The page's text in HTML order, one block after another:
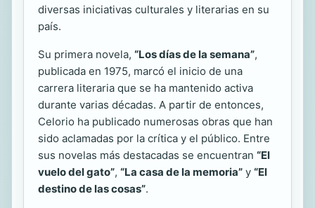
diversas iniciativas culturales y literarias en su
país.
Su primera novela, “Los días de la semana”,
publicada en 1975, marcó el inicio de una
carrera literaria que se ha mantenido activa
durante varias décadas. A partir de entonces,
Celorio ha publicado numerosas obras que han
sido aclamadas por la crítica y el público. Entre
sus novelas más destacadas se encuentran “El
vuelo del gato”, “La casa de la memoria” y “El
destino de las cosas”.